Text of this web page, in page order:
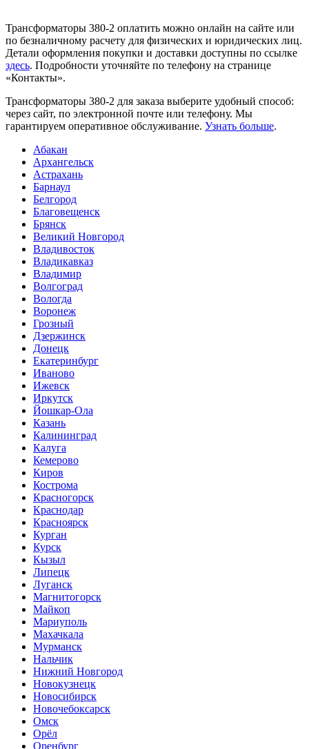
Трансформаторы 380-2 оплатить можно онлайн на сайте или
по безналичному расчету для физических и юридических лиц.
Детали оформления покупки и доставки доступны по ссылке
здесь. Подробности уточняйте по телефону на странице
«Контакты».
Трансформаторы 380-2 для заказа выберите удобный способ:
через сайт, по электронной почте или телефону. Мы
гарантируем оперативное обслуживание. Узнать больше.
Абакан
Архангельск
Астрахань
Барнаул
Белгород
Благовещенск
Брянск
Великий Новгород
Владивосток
Владикавказ
Владимир
Волгоград
Вологда
Воронеж
Грозный
Дзержинск
Донецк
Екатеринбург
Иваново
Ижевск
Иркутск
Йошкар-Ола
Казань
Калининград
Калуга
Кемерово
Киров
Кострома
Красногорск
Краснодар
Красноярск
Курган
Курск
Кызыл
Липецк
Луганск
Магнитогорск
Майкоп
Мариуполь
Махачкала
Мурманск
Нальчик
Нижний Новгород
Новокузнецк
Новосибирск
Новочебоксарск
Омск
Орёл
Оренбург